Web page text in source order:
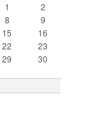
1
2
8
9
15
16
22
23
29
30